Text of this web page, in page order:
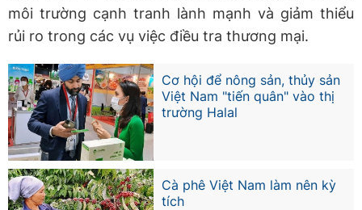
môi trường cạnh tranh lành mạnh và giảm thiểu
rủi ro trong các vụ việc điều tra thương mại.
Cơ hội để nông sản, thủy sản
Việt Nam "tiến quân" vào thị
trường Halal
Cà phê Việt Nam làm nên kỳ
tích